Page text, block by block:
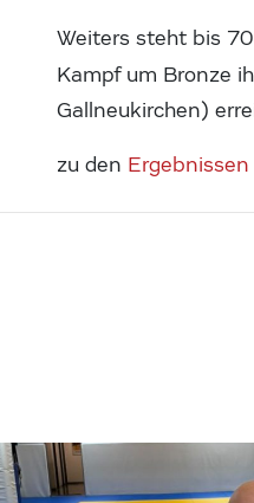
Weiters steht bis
Kampf um Bronze
Gallneukirchen)
zu den Ergebnissen